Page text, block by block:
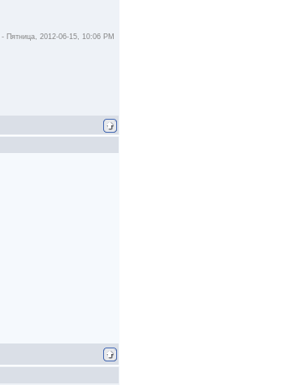
- Пятница, 2012-06-15, 10:06 PM